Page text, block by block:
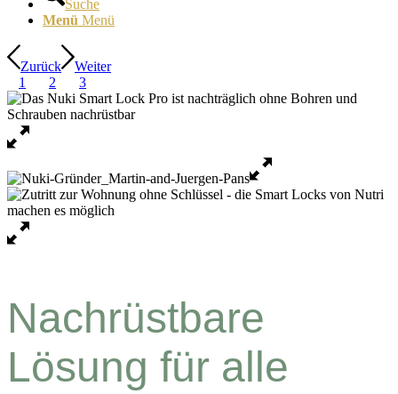
Suche
Menü Menü
Zurück
Weiter
1
2 3
Nachrüstbare
Lösung für alle